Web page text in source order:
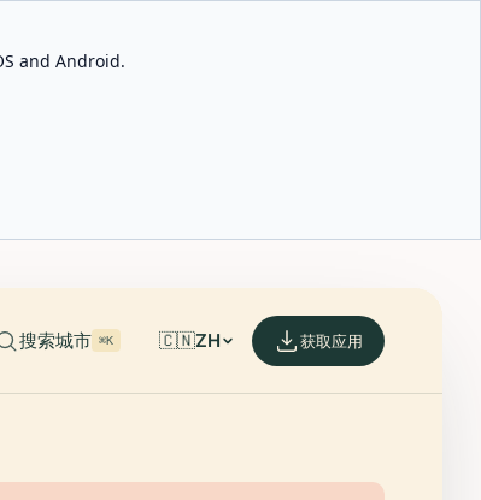
and Android.
搜索城市 ⌘K 🇨🇳ZH 获取应用